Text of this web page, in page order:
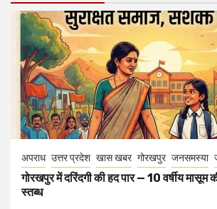
अपराध उत्तर प्रदेश खास खबर गोरखपुर जनसमस्या
गोरखपुर में दरिंदगी की हद पार — 10 वर्षीय मासूम
स्तब्ध